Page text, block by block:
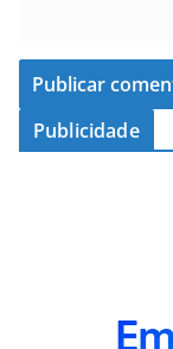
Publicidade